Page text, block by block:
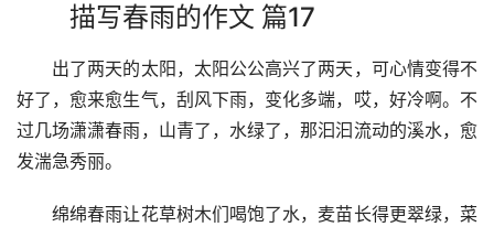
描写春雨的作文 篇17
出了两天的太阳，太阳公公高兴了两天，可心情变得不
好了，愈来愈生气，刮风下雨，变化多端，哎，好冷啊。不
过几场潇潇春雨，山青了，水绿了，那汩汩流动的溪水，愈
发湍急秀丽。
绵绵春雨让花草树木们喝饱了水，麦苗长得更翠绿，菜